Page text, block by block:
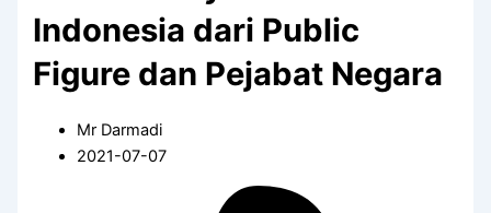
Indonesia dari Public
Figure dan Pejabat Negara
Mr Darmadi
2021-07-07